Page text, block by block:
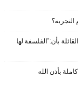
بأن:"الفلسفة لها
بأذن الله